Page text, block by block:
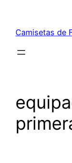
contenido
Camisetas de